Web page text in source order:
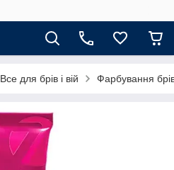
Все для брів і вій Фарбування брів